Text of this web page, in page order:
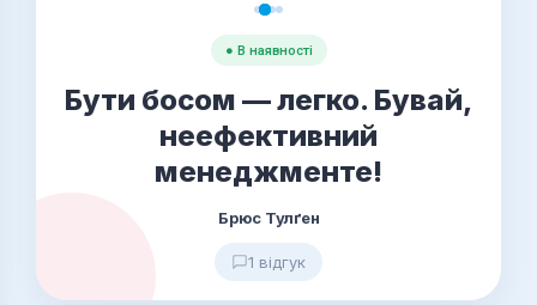
● В наявності
Бути босом — легко. Бувай,
неефективний
менеджменте!
Брюс Тулґен
1 відгук